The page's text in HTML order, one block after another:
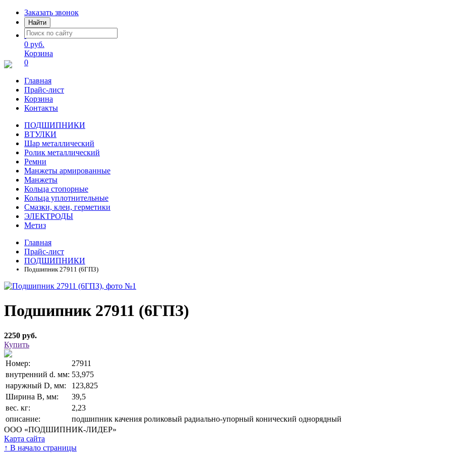
Заказать звонок
Найти
0 руб.
Корзина
0
Главная
Прайс-лист
Корзина
Контакты
ПОДШИПНИКИ
ВТУЛКИ
Шар металлический
Ролик металлический
Ремни
Манжеты армированные
Манжеты
Кольца стопорные
Кольца уплотнительные
Смазки, клеи, герметики
ЭЛЕКТРОДЫ
Метиз
Главная
Прайс-лист
ПОДШИПНИКИ
Подшипник 27911 (6ГПЗ)
Подшипник 27911 (6ГПЗ)
2250 руб.
Купить
Номер:
27911
внутренний d. мм: 53,975
наружный D, мм:
123,825
Ширина В, мм:
39,5
вес. кг:
2,23
описание:
подшипник качения роликовый радиально-упорный конический однорядный
ООО «ПОДШИПНИК-ЛИДЕР»
Карта сайта
↑ В начало страницы